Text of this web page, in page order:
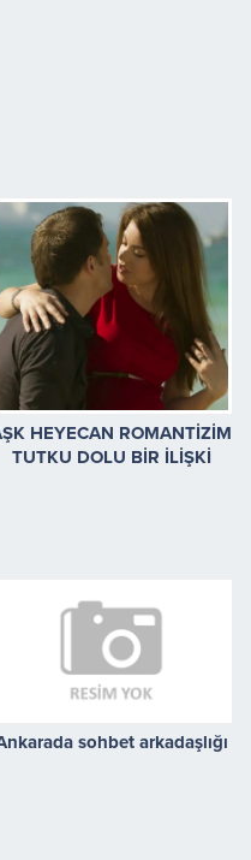
HEYECAN ROMANTİZİM
TUTKU DOLU BİR İLİŞKİ
sohbet arkadaşlığı